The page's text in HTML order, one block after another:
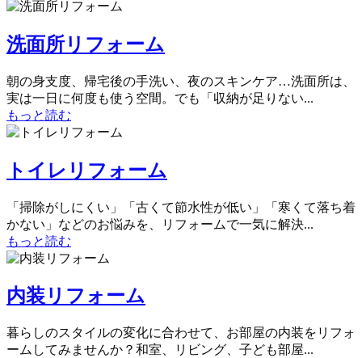
洗面所リフォーム
朝の身支度、帰宅後の手洗い、夜のスキンケア…洗面所は、
実は一日に何度も使う空間。でも「収納が足りない...
もっと読む
トイレリフォーム
「掃除がしにくい」「古くて節水性が低い」「寒くて落ち着
かない」などのお悩みを、リフォームで一気に解決...
もっと読む
内装リフォーム
暮らしのスタイルの変化に合わせて、お部屋の内装をリフォ
ームしてみませんか？和室、リビング、子ども部屋...